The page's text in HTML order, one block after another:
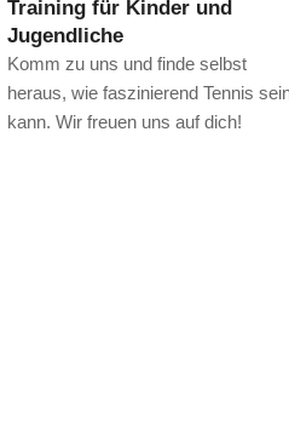
Training für Kinder und
Jugendliche
Komm zu uns und finde selbst
heraus, wie faszinierend Tennis
kann. Wir freuen uns auf dich!